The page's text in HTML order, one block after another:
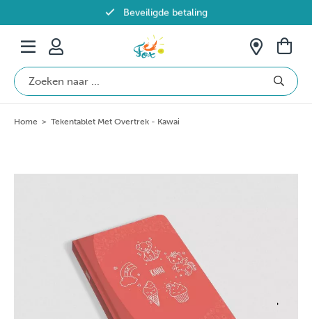
Beveiligde betaling
Gratis verzending vanaf €69 in België
Home > Tekentablet Met Overtrek - Kawai